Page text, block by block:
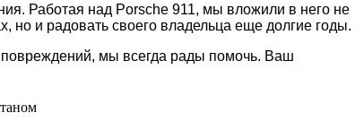
Работая над Porsche 911, мы вложили в него не
но и радовать своего владельца еще долгие годы.
повреждений, мы всегда рады помочь. Ваш